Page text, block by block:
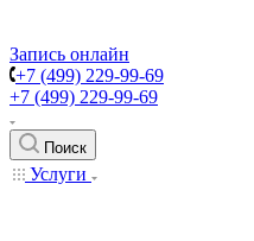
Запись онлайн
+7 (499) 229-99-69
+7 (499) 229-99-69
Поиск
Услуги